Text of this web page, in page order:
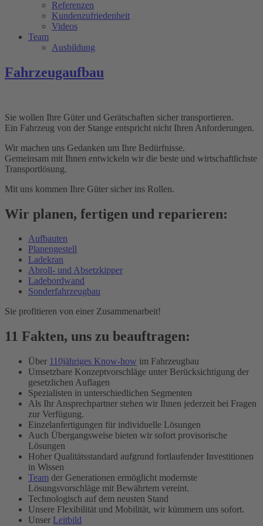
Referenzen
Kundenzufriedenheit
Videos
Team
Ausbildung
Fahrzeugaufbau
Sie wollen Ihre Güter und Gerätschaften sicher transportieren.
Ein Fahrzeug von der Stange entspricht nicht Ihren Anforderungen.
Wir machen uns Gedanken um Ihre Bedürfnisse.
Gemeinsam mit Ihnen entwickeln wir die beste und wirtschaftlichste
Transportlösung.
Mit uns kommen Ihre Güter sicher ins Rollen.
Wir planen, fertigen und reparieren:
Aufbauten
Planengestell
Ladekran
Abroll- und Absetzkipper
Ladebordwand
Sonderfahrzeugbau
Sie profitieren von einer Zusammenarbeit!
11 Fakten, uns zu beauftragen:
Über 110jähriges Know-how im Fahrzeugbau
Umsetzbare Konzeptvorschläge unter Berücksichtigung der
gesetzlichen Auflagen
Spezialisten in unterschiedlichen Segmenten
Als Ihr Ansprechpartner stehen wir Ihnen jederzeit bei Fragen
zur Verfügung.
Einzelanfertigungen für individuelle Lösungen
Auch Übergangsweise bieten wir sofort provisorische
Lösungen
Hoher Qualitätsstandard aufgrund fortlaufender Investitionen
in Wissen
Team der Generationen ermöglicht modernste
Lösungsvorschläge mit Bewährtem vereint.
Technologisch auf dem neusten Stand
Unsere Flexibilität und Mobilität, wir kümmern uns sofort.
Unser Leitbild